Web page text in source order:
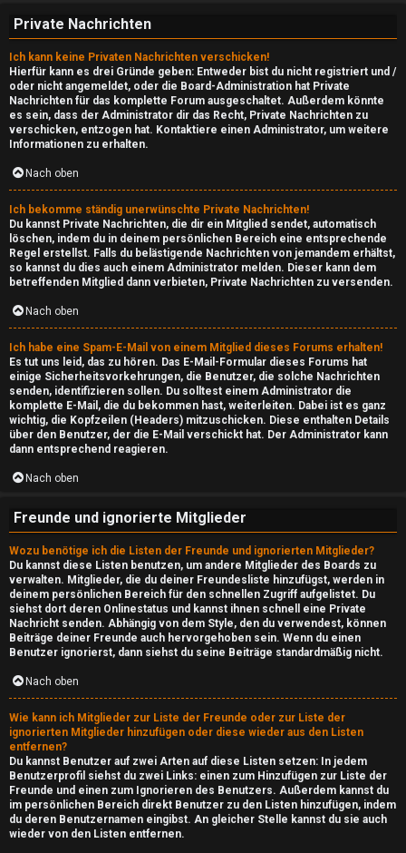
Private Nachrichten
Ich kann keine Privaten Nachrichten verschicken!
Hierfür kann es drei Gründe geben: Entweder bist du nicht registriert und /
oder nicht angemeldet, oder die Board-Administration hat Private
Nachrichten für das komplette Forum ausgeschaltet. Außerdem könnte
es sein, dass der Administrator dir das Recht, Private Nachrichten zu
verschicken, entzogen hat. Kontaktiere einen Administrator, um weitere
Informationen zu erhalten.
Nach oben
Ich bekomme ständig unerwünschte Private Nachrichten!
Du kannst Private Nachrichten, die dir ein Mitglied sendet, automatisch
löschen, indem du in deinem persönlichen Bereich eine entsprechende
Regel erstellst. Falls du belästigende Nachrichten von jemandem erhältst,
so kannst du dies auch einem Administrator melden. Dieser kann dem
betreffenden Mitglied dann verbieten, Private Nachrichten zu versenden.
Nach oben
Ich habe eine Spam-E-Mail von einem Mitglied dieses Forums erhalten!
Es tut uns leid, das zu hören. Das E-Mail-Formular dieses Forums hat
einige Sicherheitsvorkehrungen, die Benutzer, die solche Nachrichten
senden, identifizieren sollen. Du solltest einem Administrator die
komplette E-Mail, die du bekommen hast, weiterleiten. Dabei ist es ganz
wichtig, die Kopfzeilen (Headers) mitzuschicken. Diese enthalten Details
über den Benutzer, der die E-Mail verschickt hat. Der Administrator kann
dann entsprechend reagieren.
Nach oben
Freunde und ignorierte Mitglieder
Wozu benötige ich die Listen der Freunde und ignorierten Mitglieder?
Du kannst diese Listen benutzen, um andere Mitglieder des Boards zu
verwalten. Mitglieder, die du deiner Freundesliste hinzufügst, werden in
deinem persönlichen Bereich für den schnellen Zugriff aufgelistet. Du
siehst dort deren Onlinestatus und kannst ihnen schnell eine Private
Nachricht senden. Abhängig von dem Style, den du verwendest, können
Beiträge deiner Freunde auch hervorgehoben sein. Wenn du einen
Benutzer ignorierst, dann siehst du seine Beiträge standardmäßig nicht.
Nach oben
Wie kann ich Mitglieder zur Liste der Freunde oder zur Liste der
ignorierten Mitglieder hinzufügen oder diese wieder aus den Listen
entfernen?
Du kannst Benutzer auf zwei Arten auf diese Listen setzen: In jedem
Benutzerprofil siehst du zwei Links: einen zum Hinzufügen zur Liste der
Freunde und einen zum Ignorieren des Benutzers. Außerdem kannst du
im persönlichen Bereich direkt Benutzer zu den Listen hinzufügen, indem
du deren Benutzernamen eingibst. An gleicher Stelle kannst du sie auch
wieder von den Listen entfernen.
r
f
↳
N
e
r
d
I
n
s
i
d
e
↳
T
h
e
S
h
o
w
↳